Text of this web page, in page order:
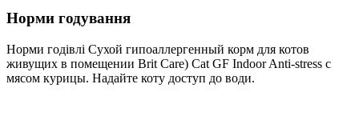
Норми годування
Норми годівлі Сухой гипоаллергенный корм для котов
живущих в помещении Brit Care) Cat GF Indoor Anti-stress с
мясом курицы. Надайте коту доступ до води.